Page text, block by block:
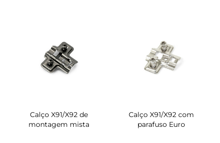
Calço X91/X92 de
montagem mista
Calço X91/X92 com
parafuso Euro